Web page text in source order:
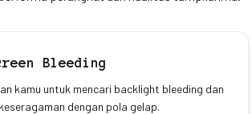
Bleeding
kamu untuk mencari backlight bleeding dan
dengan pola gelap.